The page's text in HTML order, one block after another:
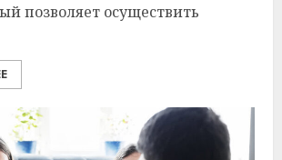
позволяет осуществить